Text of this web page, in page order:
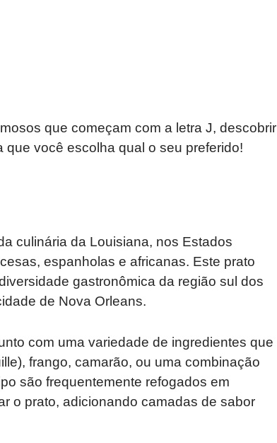
que começam com a letra J, descobrir
você escolha qual o seu preferido!
culinária da Louisiana, nos Estados
espanholas e africanas. Este prato
gastronômica da região sul dos
de Nova Orleans.
com uma variedade de ingredientes que
frango, camarão, ou uma combinação
são frequentemente refogados em
o prato, adicionando camadas de sabor